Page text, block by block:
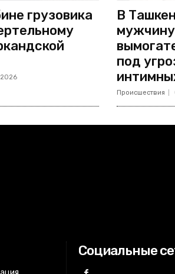
грузовика
В
под
Происшествия
Социальные